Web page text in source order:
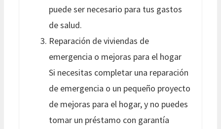
puede ser necesario para tus gastos
de salud.
Reparación de viviendas de
emergencia o mejoras para el hogar
Si necesitas completar una reparación
de emergencia o un pequeño proyecto
de mejoras para el hogar, y no puedes
tomar un préstamo con garantía